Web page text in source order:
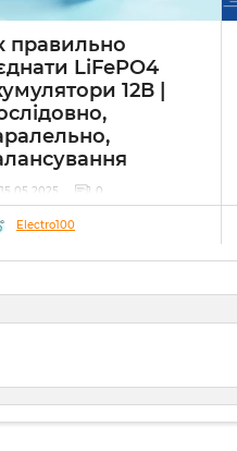
правильно
LiFePO4
12В |
15 05 2025 0
Electro100